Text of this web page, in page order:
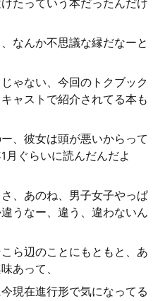
たっていう本だったんだけ
なんか不思議な縁だなーと
ゃない、今回のトクブック
ャストで紹介されてる本も
、彼女は頭が悪いからって
月ぐらいに読んだんだよ
、あのね、男子女子やっぱ
うなー、違う、違わないん
ら辺のことにもともと、あ
あって、
現在進行形で気になってる